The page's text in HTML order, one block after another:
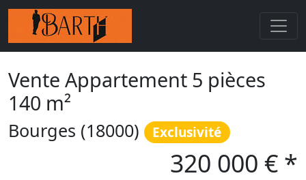
Vente Appartement 5 pièces
140 m²
Bourges (18000) Exclusivité
320 000 € *